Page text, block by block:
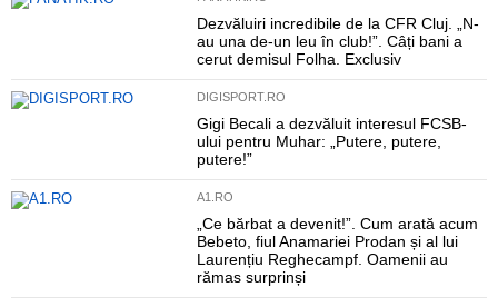
Dezvăluiri incredibile de la CFR Cluj. „N-
au una de-un leu în club!”. Câți bani a
cerut demisul Folha. Exclusiv
DIGISPORT.RO
Gigi Becali a dezvăluit interesul FCSB-
ului pentru Muhar: „Putere, putere,
putere!”
A1.RO
„Ce bărbat a devenit!”. Cum arată acum
Bebeto, fiul Anamariei Prodan și al lui
Laurențiu Reghecampf. Oamenii au
rămas surprinși